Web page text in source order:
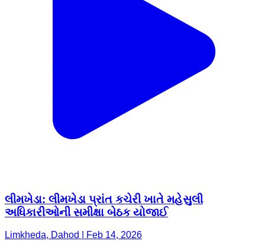
લીમખેડા: લીમખેડા પ્રાંત કચેરી ખાતે મહેસુલી
અધિકારીઓની સમીક્ષા બેઠક યોજાઈ
Limkheda, Dahod | Feb 14, 2026